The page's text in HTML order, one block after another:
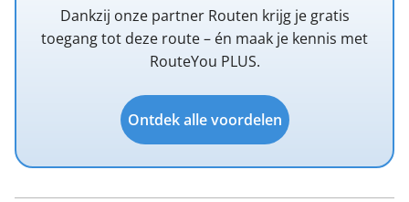
Dankzij onze partner Routen krijg je gratis
toegang tot deze route – én maak je kennis met
RouteYou PLUS.
Ontdek alle voordelen